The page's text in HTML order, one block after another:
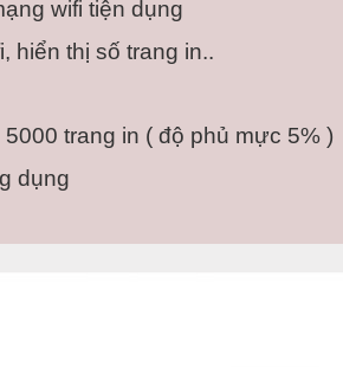
wifi tiện dụng
hiển thị số trang in..
trang in ( độ phủ mực 5% )
dụng